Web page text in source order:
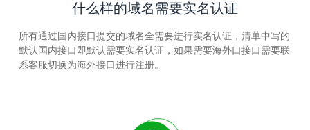
什么样的域名需要实名认证
所有通过国内接口提交的域名全需要进行实名认证，清单中写的
默认国内接口即默认需要实名认证，如果需要海外口接口需要联
系客服切换为海外接口进行注册。